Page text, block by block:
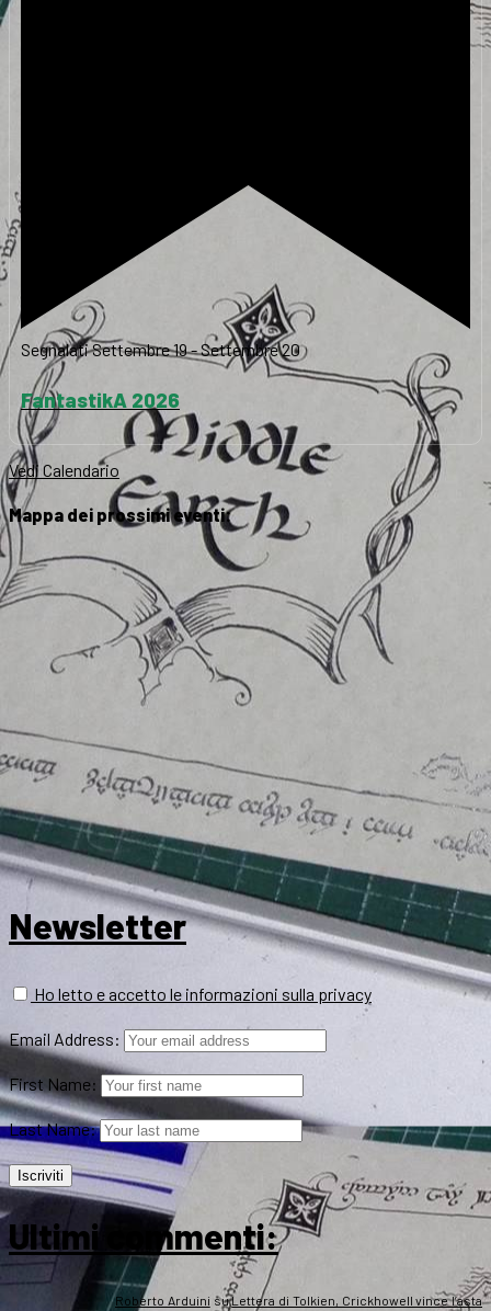
SegnalatiSettembre 19-Settembre 20
FantastikA 2026
Vedi Calendario
Mappa dei prossimi eventi:
Newsletter
Ho letto e accetto le informazioni sulla privacy
Email Address:
First Name:
Last Name:
Ultimi commenti:
Roberto Arduini suLettera di Tolkien, Crickhowell vince l’asta